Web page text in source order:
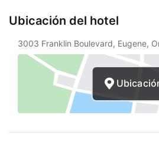
Internet inalámbrico en
ruedas
Asistencia turística
Desayuno continental
alimentos
Ubicación del hotel
3003 Franklin Boulevard, Eugene,